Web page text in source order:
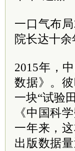
一口气布
院长达十余
2015年，
数据》。
一块“试验
《中国科
一年来，
出版数据